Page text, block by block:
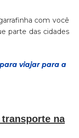
com você
parte das cidades
viajar para a
na